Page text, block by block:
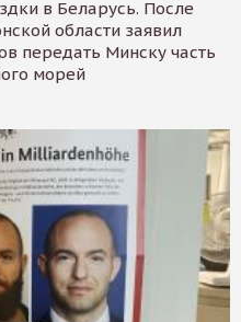
в Беларусь. После
области заявил
передать Минску часть
морей